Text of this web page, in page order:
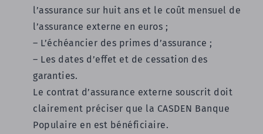
l’assurance sur huit ans et le coût mensuel de
l’assurance externe en euros ;
– L’échéancier des primes d’assurance ;
– Les dates d’effet et de cessation des
garanties.
Le contrat d’assurance externe souscrit doit
clairement préciser que la CASDEN Banque
Populaire en est bénéficiaire.